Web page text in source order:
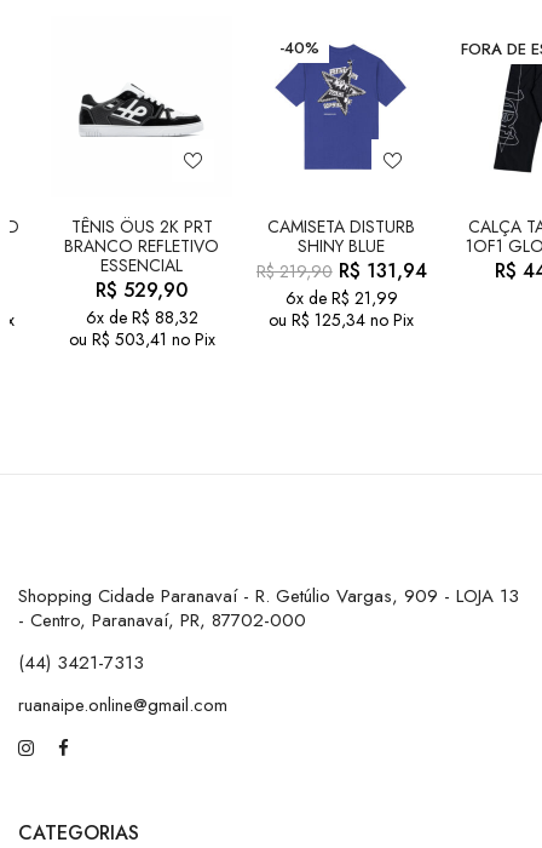
TÊNIS ÖUS 2K PRT
BRANCO REFLETIVO
ESSENCIAL
R$ 529,90
6x de R$ 88,32
ou R$ 503,41 no Pix
-40%
CAMISETA DISTURB
SHINY BLUE
R$219,90 R$ 131,94
6x de R$ 21,99
ou R$ 125,34 no Pix
FORA DE
CALÇA
1OF1
R$
Shopping Cidade Paranavaí - R. Getúlio Vargas, 909 - LOJA 13
- Centro, Paranavaí, PR, 87702-000
(44) 3421-7313
ruanaipe.online@gmail.com
CATEGORIAS